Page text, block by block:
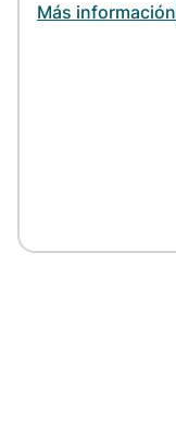
Más información